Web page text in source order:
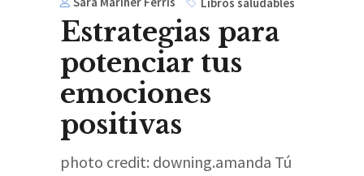
Estrategias para
potenciar tus
emociones
positivas
photo credit: downing.amanda Tú